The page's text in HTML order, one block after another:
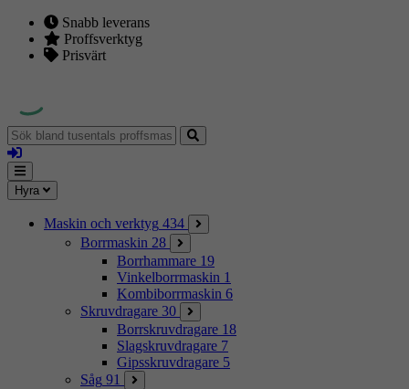
Snabb leverans
Proffsverktyg
Prisvärt
Sök
bland
tusentals
proffsmaskiner
Logga
in
Mina
sidor
Meny
Hyra
Maskin och verktyg 434
Borrmaskin 28
Borrhammare 19
Vinkelborrmaskin 1
Kombiborrmaskin 6
Skruvdragare 30
Borrskruvdragare 18
Slagskruvdragare 7
Gipsskruvdragare 5
Såg 91